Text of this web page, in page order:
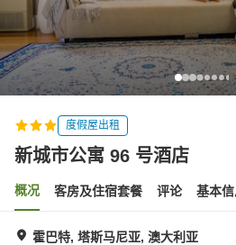
度假屋出租
新城市公寓 96 号酒店
概况 客房及住宿套餐 评论 基本信
霍巴特, 塔斯马尼亚, 澳大利亚